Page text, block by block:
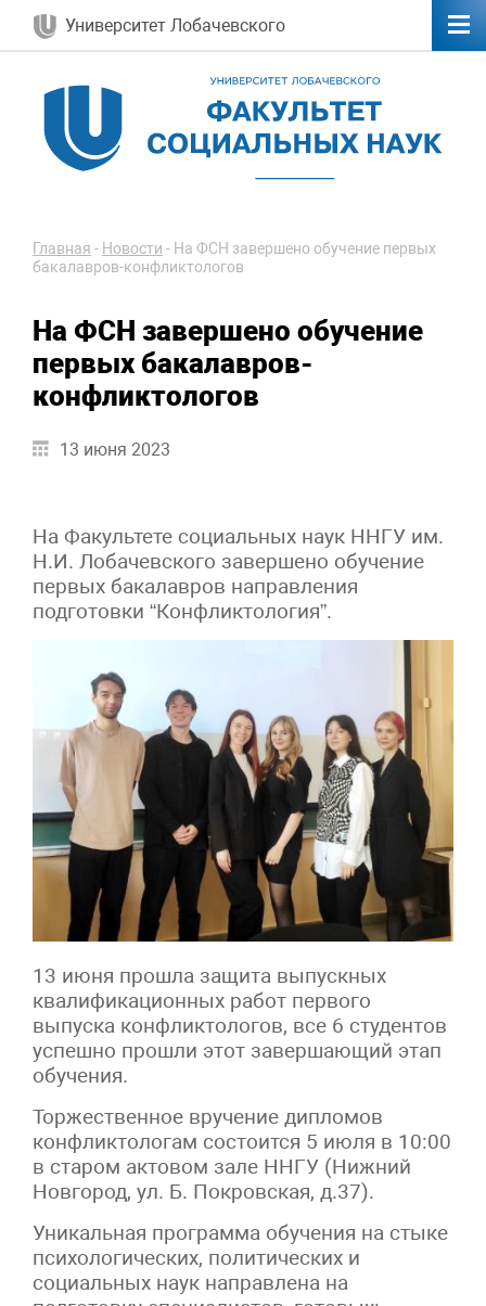
Университет Лобачевского
Главная - Новости - На ФСН завершено обучение первых
бакалавров-конфликтологов
На ФСН завершено обучение
первых бакалавров-
конфликтологов
13 июня 2023
На Факультете социальных наук ННГУ им.
Н.И. Лобачевского завершено обучение
первых бакалавров направления
подготовки “Конфликтология”.
13 июня прошла защита выпускных
квалификационных работ первого
выпуска конфликтологов, все 6 студентов
успешно прошли этот завершающий этап
обучения.
Торжественное вручение дипломов
конфликтологам состоится 5 июля в 10:00
в старом актовом зале ННГУ (Нижний
Новгород, ул. Б. Покровская, д.37).
Уникальная программа обучения на стыке
психологических, политических и
социальных наук направлена на